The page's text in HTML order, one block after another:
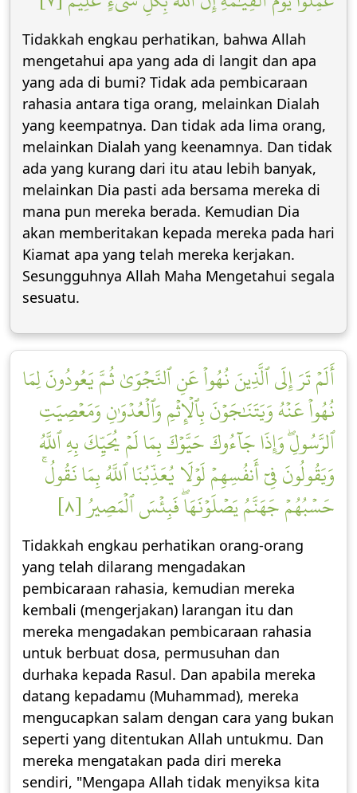
Tidakkah engkau perhatikan, bahwa Allah
mengetahui apa yang ada di langit dan apa
yang ada di bumi? Tidak ada pembicaraan
rahasia antara tiga orang, melainkan Dialah
yang keempatnya. Dan tidak ada lima orang,
melainkan Dialah yang keenamnya. Dan tidak
ada yang kurang dari itu atau lebih banyak,
melainkan Dia pasti ada bersama mereka di
mana pun mereka berada. Kemudian Dia
akan memberitakan kepada mereka pada hari
Kiamat apa yang telah mereka kerjakan.
Sesungguhnya Allah Maha Mengetahui segala
sesuatu.
أَلَمۡ تَرَ إِلَى ٱلَّذِينَ نُهُواْ عَنِ ٱلنَّجۡوَىٰ ثُمَّ يَعُودُونَ لِمَا
نُهُواْ عَنۡهُ وَيَتَنَٰجَوۡنَ بِٱلۡإِثۡمِ وَٱلۡعُدۡوَٰنِ وَمَعۡصِيَتِ
ٱلرَّسُولِۖ وَإِذَا جَآءُوكَ حَيَّوۡكَ بِمَا لَمۡ يُحَيِّكَ بِهِ ٱللَّهُ
وَيَقُولُونَ فِيٓ أَنفُسِهِمۡ لَوۡلَا يُعَذِّبُنَا ٱللَّهُ بِمَا نَقُولُۚ
حَسۡبُهُمۡ جَهَنَّمُ يَصۡلَوۡنَهَاۖ فَبِئۡسَ ٱلۡمَصِيرُ [٨]
Tidakkah engkau perhatikan orang-orang
yang telah dilarang mengadakan
pembicaraan rahasia, kemudian mereka
kembali (mengerjakan) larangan itu dan
mereka mengadakan pembicaraan rahasia
untuk berbuat dosa, permusuhan dan
durhaka kepada Rasul. Dan apabila mereka
datang kepadamu (Muhammad), mereka
mengucapkan salam dengan cara yang bukan
seperti yang ditentukan Allah untukmu. Dan
mereka mengatakan pada diri mereka
sendiri, "Mengapa Allah tidak menyiksa kita